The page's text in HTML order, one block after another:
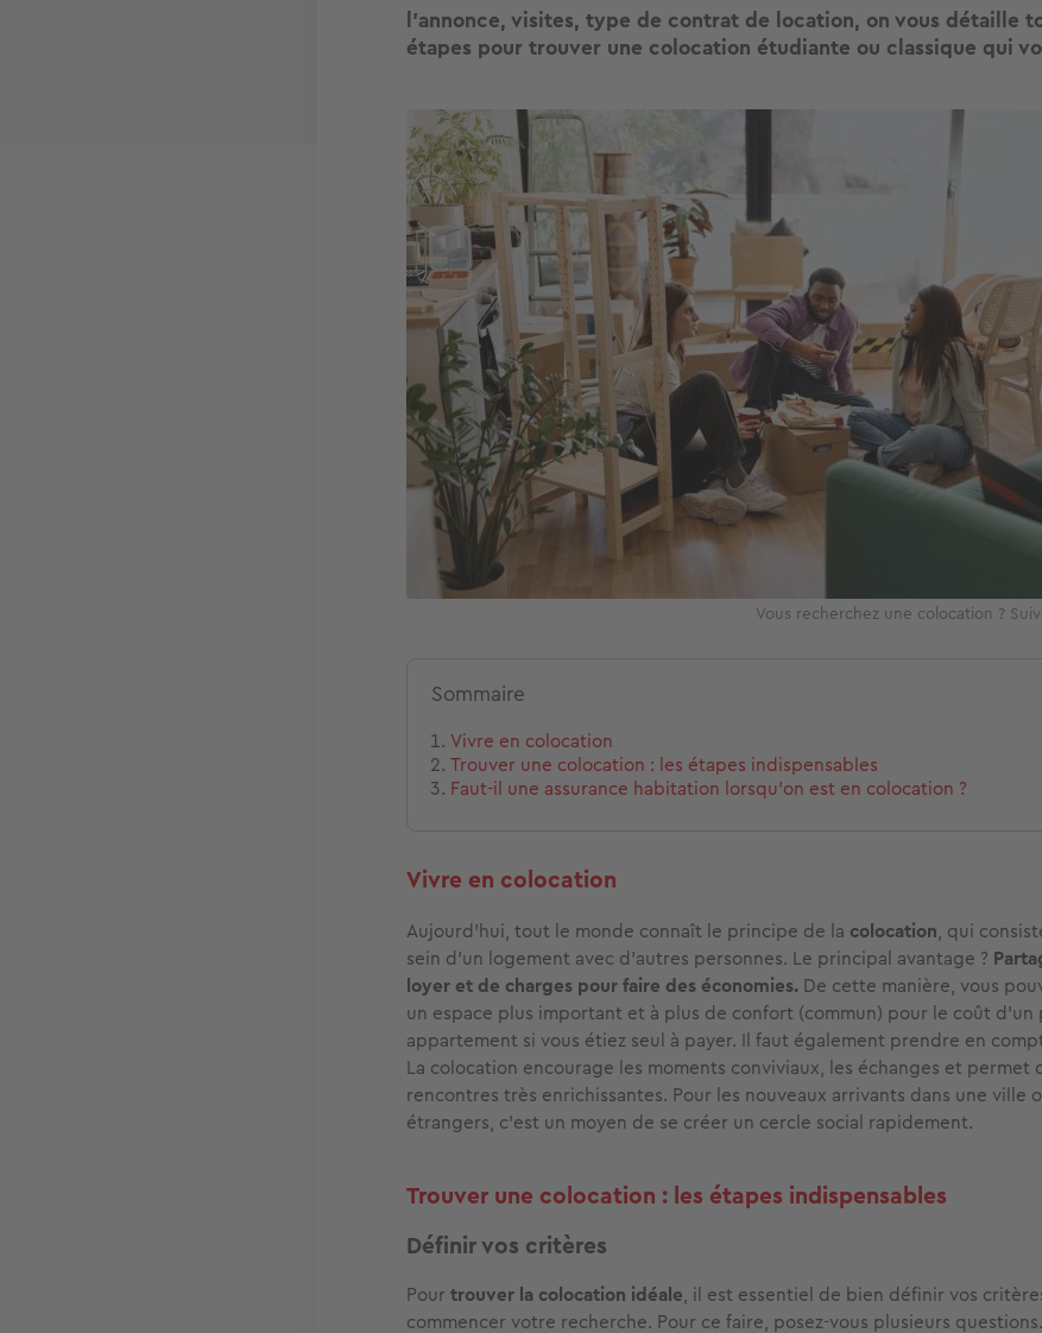
l'annonce, visites, type de contrat de location, on vous détaille
étapes pour trouver une colocation étudiante ou classique qui
Image
Vous recherchez une colocation ?
Sommaire
Vivre en colocation
Trouver une colocation : les étapes indispensables
Faut-il une assurance habitation lorsqu'on est en colocation ?
Vivre en colocation
Aujourd'hui, tout le monde connaît le principe de la colocation, qui
sein d’un logement avec d'autres personnes. Le principal avantage ?
loyer et de charges pour faire des économies. De cette manière, vous
un espace plus important et à plus de confort (commun) pour le coût
appartement si vous étiez seul à payer. Il faut également prendre en
La colocation encourage les moments conviviaux, les échanges et permet
rencontres très enrichissantes. Pour les nouveaux arrivants dans une ville
étrangers, c'est un moyen de se créer un cercle social rapidement.
Trouver une colocation : les étapes indispensables
Définir vos critères
Pour trouver la colocation idéale, il est essentiel de bien définir vos
commencer votre recherche. Pour ce faire, posez-vous plusieurs